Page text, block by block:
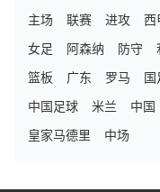
主场
联赛 进攻 西
女足
阿森纳 防守
篮板
广东 罗马 国
中国足球
米兰 中国
皇家马德里
中场